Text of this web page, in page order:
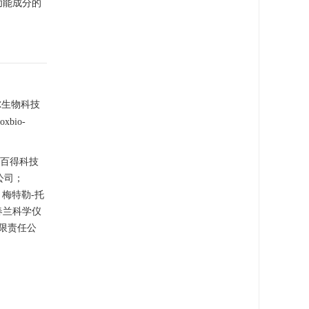
成分的
物科技
得科技
；
特勒-托
科学仪
责任公